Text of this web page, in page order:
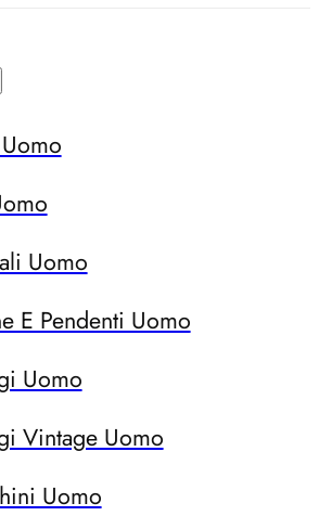
Uomo
E Pendenti Uomo
Uomo
Vintage Uomo
Uomo